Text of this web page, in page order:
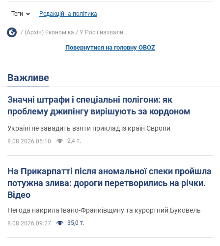
Теги Редакційна політика
(Архів) Економіка У Росії назвали...
Повернутися на головну OBOZ
Важливе
Значні штрафи і спеціальні полігони: як
проблему джипінгу вирішують за кордоном
Україні не завадить взяти приклад із країн Європи
8.08.2026 05:10 2,4 т.
На Прикарпатті після аномальної спеки пройшла
потужна злива: дороги перетворились на річки.
Відео
Негода накрила Івано-Франківщину та курортний Буковель
8.08.2026 09:27 35,0 т.